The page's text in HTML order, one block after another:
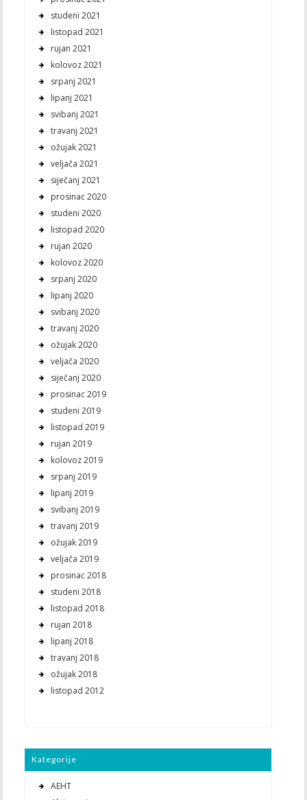
studeni 2021
listopad 2021
rujan 2021
kolovoz 2021
srpanj 2021
lipanj 2021
svibanj 2021
travanj 2021
ožujak 2021
veljača 2021
siječanj 2021
prosinac 2020
studeni 2020
listopad 2020
rujan 2020
kolovoz 2020
srpanj 2020
lipanj 2020
svibanj 2020
travanj 2020
ožujak 2020
veljača 2020
siječanj 2020
prosinac 2019
studeni 2019
listopad 2019
rujan 2019
kolovoz 2019
srpanj 2019
lipanj 2019
svibanj 2019
travanj 2019
ožujak 2019
veljača 2019
prosinac 2018
studeni 2018
listopad 2018
rujan 2018
lipanj 2018
travanj 2018
ožujak 2018
listopad 2012
Kategorije
AEHT